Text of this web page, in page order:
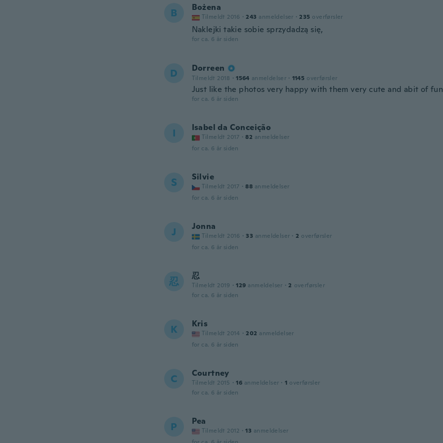
B Bożena
Tilmeldt 2016 · 243 anmeldelser · 235 overførsler
Naklejki takie sobie sprzydadzą się,
for ca. 6 år siden
D Dorreen
Tilmeldt 2018 · 1564 anmeldelser · 1145 overførsler
Just like the photos very happy with them very cute and abit of
for ca. 6 år siden
I Isabel da Conceição
Tilmeldt 2017 · 82 anmeldelser
for ca. 6 år siden
S Silvie
Tilmeldt 2017 · 88 anmeldelser
for ca. 6 år siden
J Jonna
Tilmeldt 2016 · 33 anmeldelser · 2 overførsler
for ca. 6 år siden
忍 忍
Tilmeldt 2019 · 129 anmeldelser · 2 overførsler
for ca. 6 år siden
K Kris
Tilmeldt 2014 · 202 anmeldelser
for ca. 6 år siden
C Courtney
Tilmeldt 2015 · 16 anmeldelser · 1 overførsler
for ca. 6 år siden
P Pea
Tilmeldt 2012 · 13 anmeldelser